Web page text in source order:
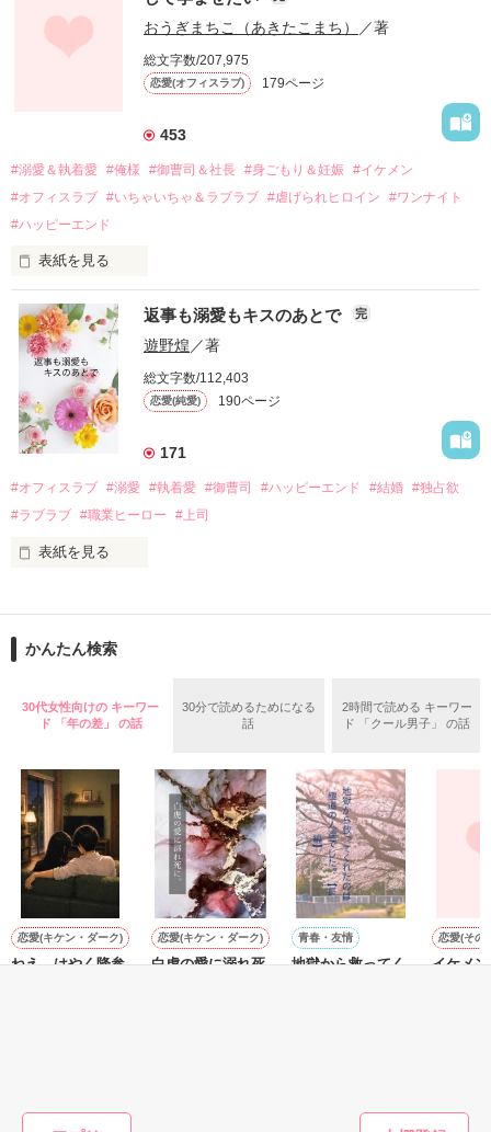
幼なじみの哲平に淡い恋心を抱いていた美桜。
しかし、ある出来事をきっかけに二人の関係は壊れてしまう。
関係修復もできないまま、美桜は両親の離婚によって
引っ越すことになり、哲平とも離れ離れになった。
それから約十二年後。
過去の傷から、二度と会いたくないと思っていた哲平に
運命のような再会を果たす。
酔った勢いで一夜を共にしてしまった。
さらに、美桜が初めてだと知った哲平は
『責任をとる、結婚しよう』と真っ直ぐに告げてきた。
戸惑う美桜とは裏腹に、好きという気持ちを隠すことなく
甘やかしてくる。
そんなある日、哲平は美桜がストーカー被害に
遭っていることを知る。
美桜を守るため、哲平は同居を提案してきて――。
夏木美桜(なつきみお)
鳴海哲平 (なるみてっぺい)
2026.6.5～2026.7.25
＊以前、公開していた話の改稿版です＊
作品を読む
おうぎまちこ（あきたこまち） ／著
総文字数/207,975
恋愛(オフィスラブ) 179ページ
453
#溺愛＆執着愛 #俺様 #御曹司＆社長 #身ごもり＆妊娠 #イケメン
#オフィスラブ #いちゃいちゃ＆ラブラブ #虐げられヒロイン
#ワンナイト
#ハッピーエンド
表紙を見る
おかしな噂を流されて前の職場でうまくいかなかった梅田美
桜は、海外で傷心旅行をしていたところ、日本人美青年と出会
い、酒の勢いもあり一夜限りの関係となる。
帰国後、美桜は新しい職場でワンナイトした美青年と再会。
なんと彼の正体は、とある財閥御曹司にも関わらず、一族を離
れて起業した新進気鋭の実業家、社内でも冷徹だと評判な社長
――御影恭司その人だったのだ――！
なぜか恭司から飼い猫の世話係を命じられた美桜は、猫の世
の関係となってしまい――？
返事も溺愛もキスのあとで 完
遊野煌／著
総文字数/112,403
恋愛(純愛) 190ページ
171
#オフィスラブ #溺愛 #執着愛 #御曹司 #ハッピーエンド #結婚 #独占欲
#ラブラブ #職業ヒーロー #上司
表紙を見る
ションの企画戦略室で働いている。
めた、同期で恋人の石垣守（26）がいるのだが、後輩の姫原由
いた。
守と由羅から『便利屋雛子』と馬鹿にされ、一人こっそり泣い
た上、同居まで提案してきて──？
鷹哉『宜しくな、俺の雛子』🦅
雛子『俺の……ひぃ、雛子？！！！』🐥
シゴデキで冷徹な上司が見せる素顔は、なぜか想像以上に甘く
※表紙も作中使用の画像も全てフリー素材です。
かんたん検索
30代女性向けの キーワー
ド 「年の差」 の話
30分で読めるためになる
話
2時間で読める キーワー
ド 「クール男子」 の話
恋愛(キケン・ダーク)
ねえ、はやく降参
恋愛(キケン・ダーク)
白虎の愛に溺れ死
青春・友情
地獄から救ってく
恋愛(その
イケメ
かんたん検索の条件を変える